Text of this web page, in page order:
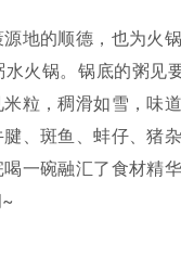
地的顺德，也为火
火锅。锅底的粥见
粒，稠滑如雪，味道
、斑鱼、蚌仔、猪
喝一碗融汇了食材精